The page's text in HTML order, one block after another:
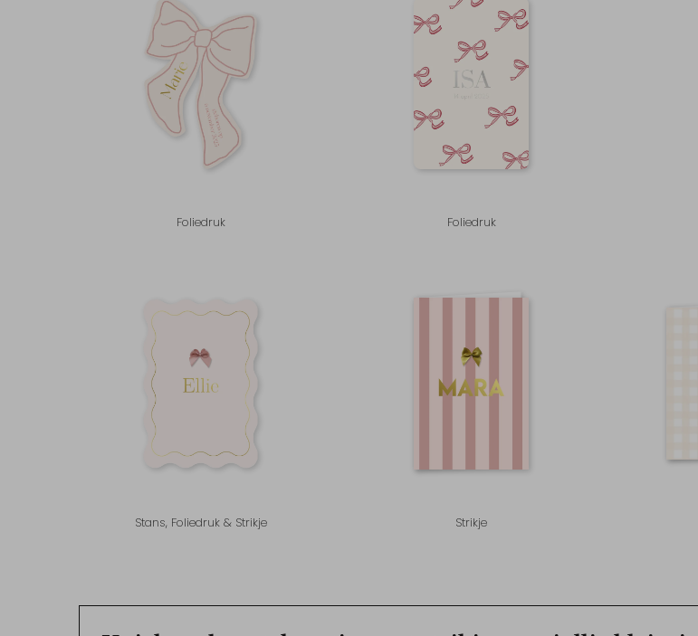
Foliedruk Foliedruk
Stans, Foliedruk & Strikje Strikje